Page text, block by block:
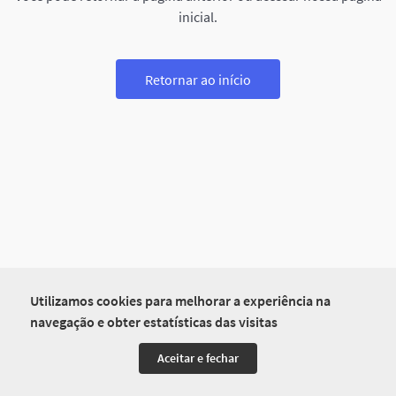
Utilizamos cookies para melhorar a experiência na
navegação e obter estatísticas das visitas
Aceitar e fechar
inicial.
Retornar ao início